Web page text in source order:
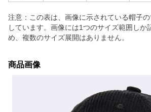
注意：この表は、画像に示されている帽子
しています。画像には1つのサイズ範囲しか
め、複数のサイズ展開はありません。
商品画像